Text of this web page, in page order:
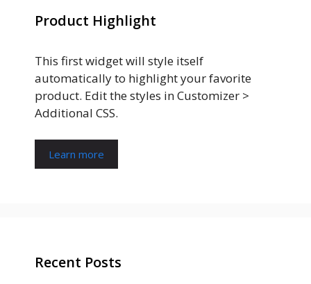
Product Highlight
This first widget will style itself
automatically to highlight your favorite
product. Edit the styles in Customizer >
Additional CSS.
Learn more
Recent Posts